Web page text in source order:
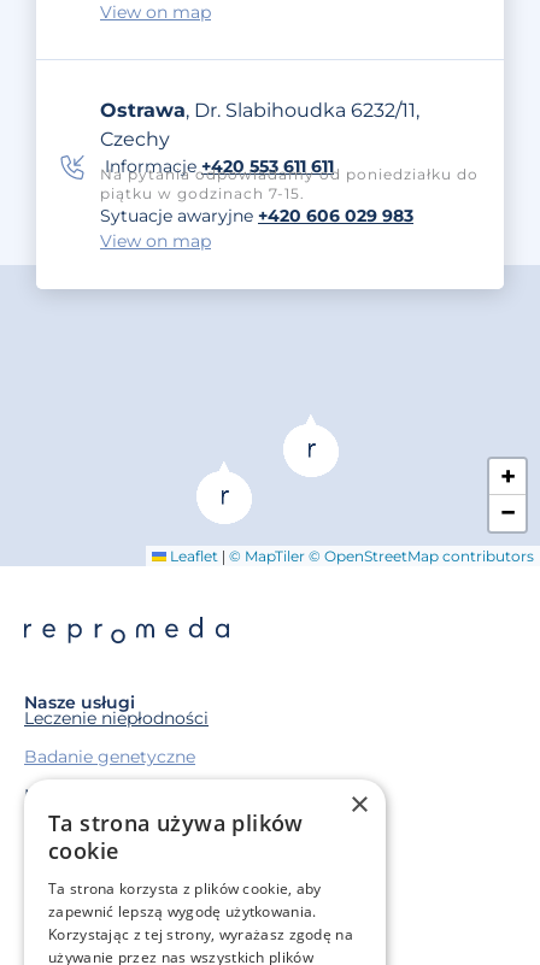
View on map
Ostrawa, Dr. Slabihoudka 6232/11,
Czechy
Informacje+420 553 611 611
Na pytania odpowiadamy od poniedziałku do
piątku w godzinach 7-15.
Sytuacje awaryjne +420 606 029 983
View on map
+
−
Leaflet | © MapTiler © OpenStreetMap contributors
Nasze usługi
Leczenie niepłodności
Badanie genetyczne
Macierzyństwo zastępcze
Mrożenie komórek rozrodczych
Sytuacja życiowa
Mam problem genetyczny
Leczę się onkologicznie
×
Ta strona używa plików
cookie
Ta strona korzysta z plików cookie, aby
zapewnić lepszą wygodę użytkowania.
Korzystając z tej strony, wyrażasz zgodę na
używanie przez nas wszystkich plików